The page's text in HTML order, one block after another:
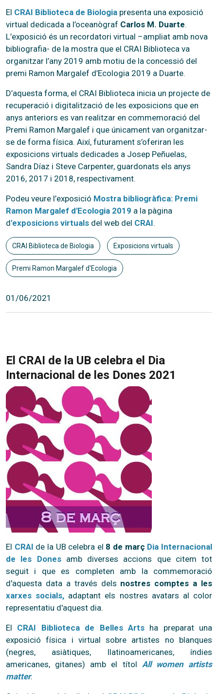
El CRAI Biblioteca de Biologia presenta una exposició
virtual dedicada a l’oceanògraf Carlos M. Duarte.
L’exposició és un recordatori virtual –ampliat amb nova
bibliografia- de la mostra que el CRAI Biblioteca va
organitzar l’any 2019 amb motiu de la concessió del
premi Ramon Margalef d’Ecologia 2019 a Duarte.
D’aquesta forma, el CRAI Biblioteca inicia un projecte de
recuperació i digitalització de les exposicions que en
anys anteriors es van realitzar en commemoració del
Premi Ramon Margalef i que únicament van organitzar-
se de forma física. Així, futurament s’oferiran les
exposicions virtuals dedicades a Josep Peñuelas,
Sandra Díaz i Steve Carpenter, guardonats els anys
2016, 2017 i 2018, respectivament.
Podeu veure l’exposició Mostra bibliogràfica: Premi
Ramon Margalef d'Ecologia 2019 a la pàgina
d'exposicions virtuals del web del CRAI.
CRAI Biblioteca de Biologia Exposicions virtuals
Premi Ramon Margalef d'Ecologia
01/06/2021
El CRAI de la UB celebra el Dia
Internacional de les Dones 2021
El CRAI de la UB celebra el 8 de març Dia Internacional
de les Donesamb diverses accions que citem tot
seguit i que es completen amb la commemoració
d'aquesta data a través dels nostres comptes a les
xarxes socials, adaptant els nostres avatars al color
representatiu d'aquest dia.
El CRAI Biblioteca de Belles Artsha preparat una
exposició física i virtual sobre artistes no blanques
(negres, asiàtiques, llatinoamericanes, índies
americanes, gitanes) amb el títol All women artists
matter.